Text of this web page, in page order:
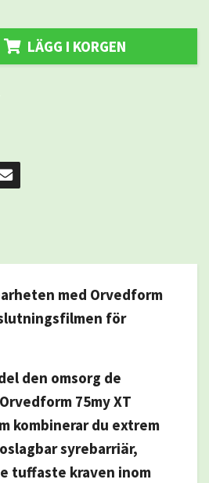
LÄGG I KORGEN
med Orvedform
för
den omsorg de
75my XT
kombinerar du extrem
syrebarriär,
tuffaste kraven inom